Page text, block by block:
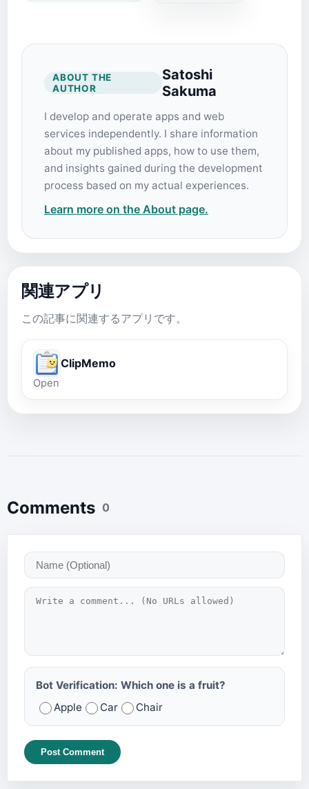
ABOUT THE
AUTHOR
Satoshi
Sakuma
I develop and operate apps and web
services independently. I share information
about my published apps, how to use them,
and insights gained during the development
process based on my actual experiences.
Learn more on the About page.
関連アプリ
この記事に関連するアプリです。
ClipMemo
Open
Comments 0
Bot Verification: Which one is a fruit?
Apple
Car Chair
Post Comment